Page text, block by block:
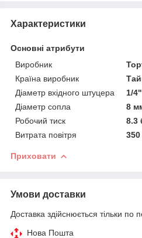
Характеристики
Основні атрибути
Виробник
Країна виробник
Діаметр вхідного штуцера
1/4"
Діаметр сопла
8
Робочий тиск
8.3
Витрата повітря
350
Приховати
Умови доставки
Доставка здійснюється тільки по
Нова Пошта